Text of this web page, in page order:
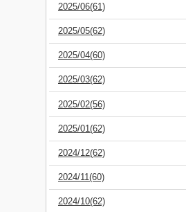
2025/06(61)
2025/05(62)
2025/04(60)
2025/03(62)
2025/02(56)
2025/01(62)
2024/12(62)
2024/11(60)
2024/10(62)